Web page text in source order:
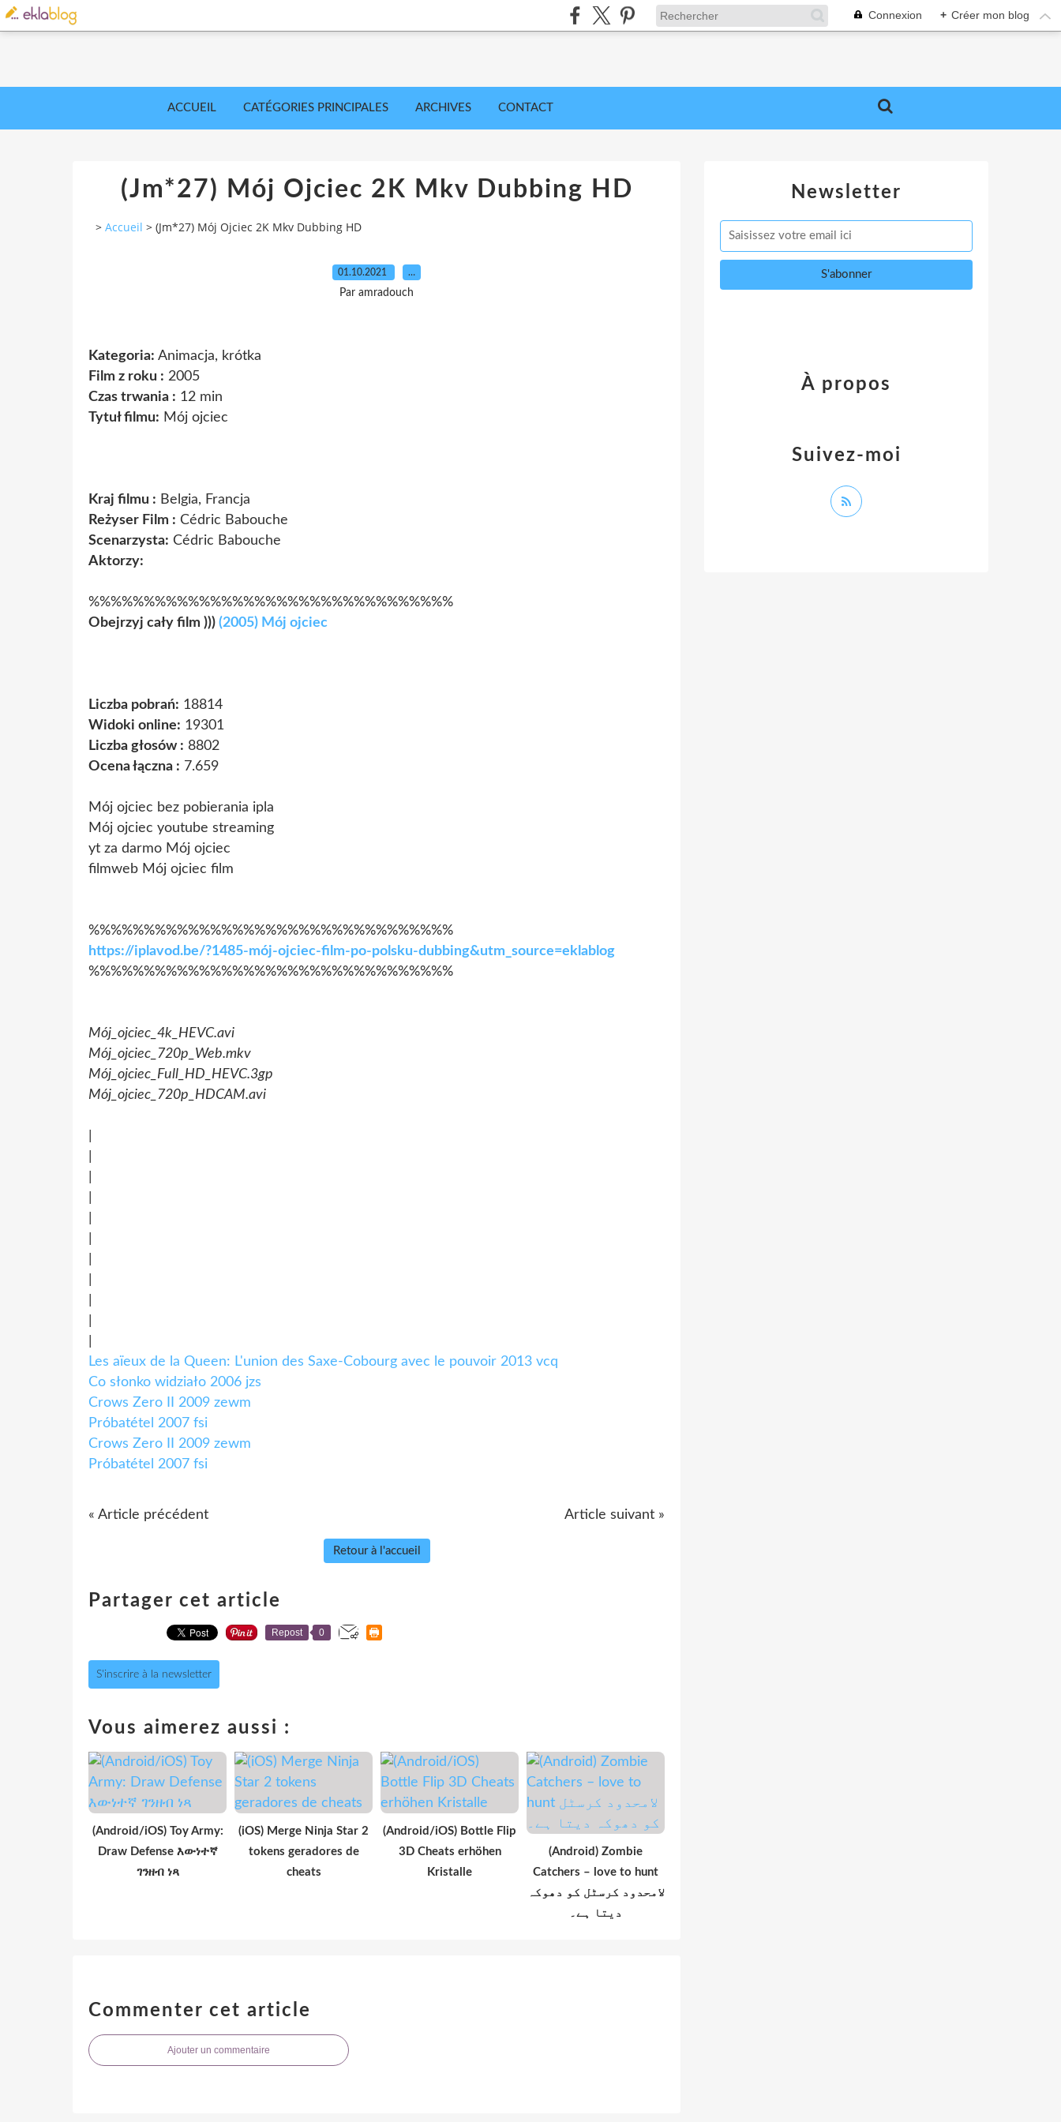
Connexion + Créer mon blog
ACCUEIL CATÉGORIES PRINCIPALES ARCHIVES CONTACT
(Jm*27) Mój Ojciec 2K Mkv Dubbing HD
> Accueil > (Jm*27) Mój Ojciec 2K Mkv Dubbing HD
01.10.2021 …
Par amradouch
Kategoria: Animacja, krótka
Film z roku : 2005
Czas trwania : 12 min
Tytuł filmu: Mój ojciec
Kraj filmu : Belgia, Francja
Reżyser Film : Cédric Babouche
Scenarzysta: Cédric Babouche
Aktorzy:
%%%%%%%%%%%%%%%%%%%%%%%%%%%%%%%%%
Obejrzyj cały film ))) (2005) Mój ojciec
Liczba pobrań: 18814
Widoki online: 19301
Liczba głosów : 8802
Ocena łączna : 7.659
Mój ojciec bez pobierania ipla
Mój ojciec youtube streaming
yt za darmo Mój ojciec
filmweb Mój ojciec film
%%%%%%%%%%%%%%%%%%%%%%%%%%%%%%%%%
https://iplavod.be/?1485-mój-ojciec-film-po-polsku-dubbing&utm_source=eklablog
%%%%%%%%%%%%%%%%%%%%%%%%%%%%%%%%%
Mój_ojciec_4k_HEVC.avi
Mój_ojciec_720p_Web.mkv
Mój_ojciec_Full_HD_HEVC.3gp
Mój_ojciec_720p_HDCAM.avi
Les aïeux de la Queen: L'union des Saxe-Cobourg avec le pouvoir 2013 vcq
Co słonko widziało 2006 jzs
Crows Zero II 2009 zewm
Próbatétel 2007 fsi
Crows Zero II 2009 zewm
Próbatétel 2007 fsi
« Article précédent Article suivant »
Retour à l'accueil
Partager cet article
Repost 0
S'inscrire à la newsletter
Vous aimerez aussi :
(Android/iOS) Toy Army:
Draw Defense እውነተኛ
ገንዘብ ነጻ
(iOS) Merge Ninja Star 2
tokens geradores de
cheats
(Android/iOS) Bottle Flip
3D Cheats erhöhen
Kristalle
(Android) Zombie
Catchers – love to hunt
لامحدود کرسٹل کو دھوکہ
دیتا ہے۔
Commenter cet article
Ajouter un commentaire
Newsletter
Suivez-moi
À propos